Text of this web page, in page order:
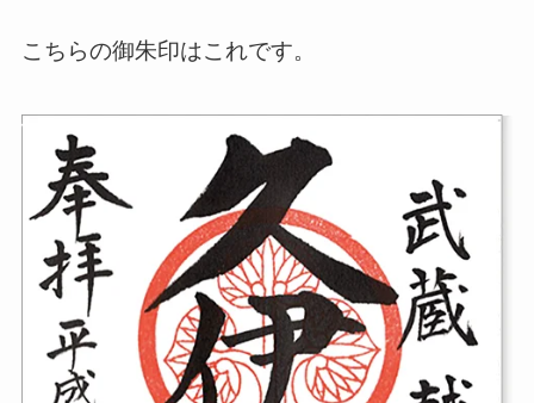
こちらの御朱印はこれです。